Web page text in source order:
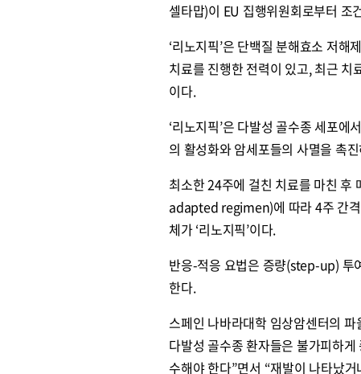
셀타맙)이 EU 집행위원회로부터 조
‘리노지픽’은 단백질 분해효소 저
치료를 진행한 전력이 있고, 최근
이다.
‘리노지픽’은 다발성 골수종 세포
의 활성화와 암세포들의 사멸을 촉
최소한 24주에 걸친 치료를 마친 후
adapted regimen)에 따라 4주 간
체가 ‘리노지픽’이다.
반응-적응 요법은 증량(step-up) 투
한다.
스페인 나바라대학 임상암센터의
다발성 골수종 환자들은 불가피하
수해야 한다”면서 “재발이 나타났